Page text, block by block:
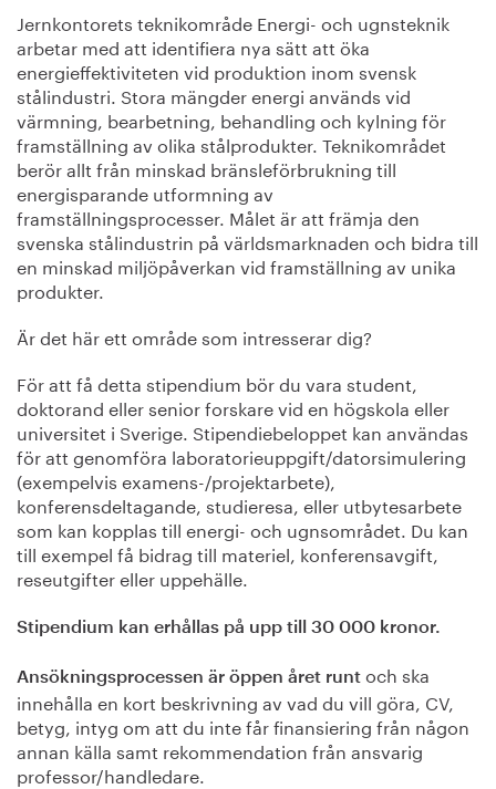
Om oss
Jernkontorets teknikområde Energi- och ugnsteknik
arbetar med att identifiera nya sätt att öka
energieffektiviteten vid produktion inom svensk
stålindustri. Stora mängder energi används vid
värmning, bearbetning, behandling och kylning för
framställning av olika stålprodukter. Teknikområdet
berör allt från minskad bränsleförbrukning till
energisparande utformning av
framställningsprocesser. Målet är att främja den
svenska stålindustrin på världsmarknaden och bidra till
en minskad miljöpåverkan vid framställning av unika
produkter.
Är det här ett område som intresserar dig?
För att få detta stipendium bör du vara student,
doktorand eller senior forskare vid en högskola eller
universitet i Sverige. Stipendiebeloppet kan användas
för att genomföra laboratorieuppgift/datorsimulering
(exempelvis examens-/projektarbete),
konferensdeltagande, studieresa, eller utbytesarbete
som kan kopplas till energi- och ugnsområdet. Du kan
till exempel få bidrag till materiel, konferensavgift,
reseutgifter eller uppehälle.
Stipendium kan erhållas på upp till 30 000 kronor.
Ansökningsprocessen är öppen året runt och ska
innehålla en kort beskrivning av vad du vill göra, CV,
betyg, intyg om att du inte får finansiering från någon
annan källa samt rekommendation från ansvarig
professor/handledare.